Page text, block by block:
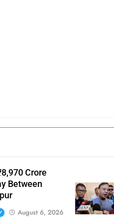
Crore
Between
August 6, 2026